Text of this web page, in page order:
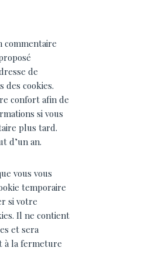
commentaire
de
des cookies.
confort afin de
si vous
plus tard.
d’un an.
vous vous
temporaire
si votre
Il ne contient
et sera
à la fermeture